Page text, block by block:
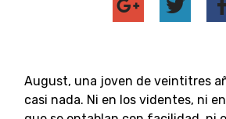
August, una joven de veintitres
casi nada. Ni en los videntes, ni